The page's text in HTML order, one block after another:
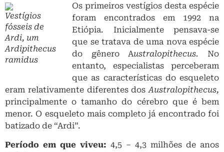
Vestígios
fósseis de
Ardi, um
Ardipithecus
ramidus
Os primeiros vestígios desta espécie
foram encontrados em 1992 na
Etiópia. Inicialmente pensava-se
que se tratava de uma nova espécie
do gênero Australopithecus.No
entanto, especialistas perceberam
que as características do esqueleto
eram relativamente diferentes dosAustralopithecus,
principalmente o tamanho do cérebro que é bem
menor. O esqueleto mais completo já encontrado foi
batizado de “Ardi”.
Período em que viveu: 4,5 – 4,3 milhões de anos